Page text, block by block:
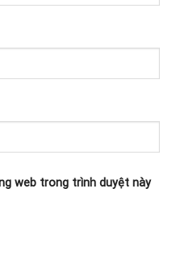
web trong trình duyệt này